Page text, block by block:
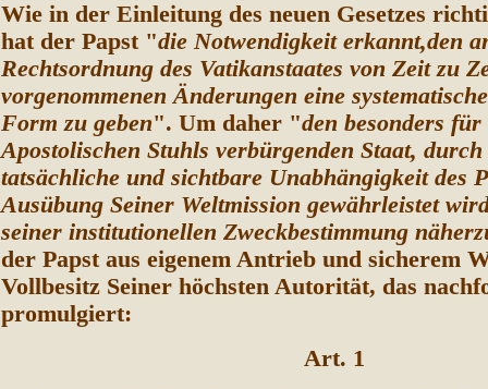
Wie in der Einleitung des neuen Gesetzes
hat der Papst "die Notwendigkeit erkannt,den
Rechtsordnung des Vatikanstaates von Zeit zu
vorgenommenen Änderungen eine
Form zu geben". Um daher "den besonders
Apostolischen Stuhls verbürgenden Staat, durch
tatsächliche und sichtbare Unabhängigkeit des
Ausübung Seiner Weltmission gewährleistet
seiner institutionellen Zweckbestimmung
der Papst aus eigenem Antrieb und sicherem
Vollbesitz Seiner höchsten Autorität, das
promulgiert:
Art. 1